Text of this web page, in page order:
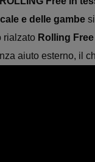
e delle gambe
rialzato Rolling Free
aiuto esterno, il